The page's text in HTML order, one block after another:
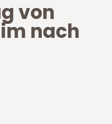
von
nach